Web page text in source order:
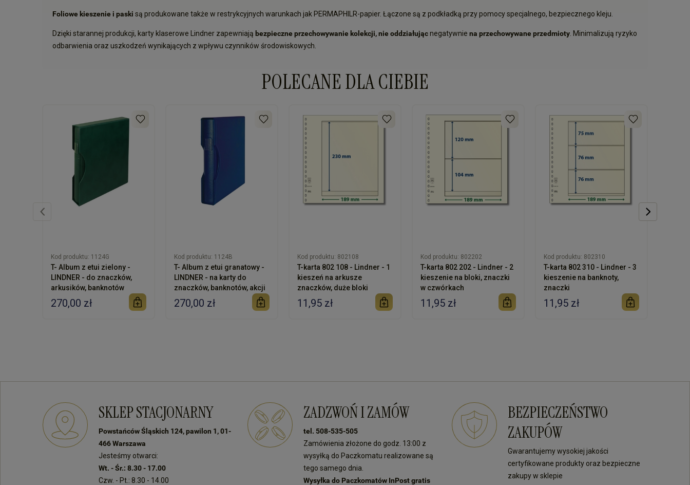
Foliowe kieszenie i paski są produkowane także w restrykcyjnych warunkach jak PERMAPHILR-papier. Łączone są z podkładką przy pomocy specjalnego, bezpiecznego kleju.
Dzięki starannej produkcji, karty klaserowe Lindner zapewniają bezpieczne przechowywanie kolekcji, nie oddziałującnegatywnie na przechowywane przedmioty . Minimalizują ryzyko
odbarwienia oraz uszkodzeń wynikających z wpływu czynników środowiskowych.
POLECANE DLA CIEBIE
Kod produktu: 1124G
T- Album z etui zielony -
LINDNER - do znaczków,
arkusików, banknotów
270,00 zł
Kod produktu: 1124B
T- Album z etui granatowy -
LINDNER - na karty do
znaczków, banknotów, akcji
270,00 zł
Kod produktu: 802108
T-karta 802 108 - Lindner - 1
kieszeń na arkusze
znaczków, duże bloki
11,95 zł
Kod produktu: 802202
T-karta 802 202 - Lindner - 2
kieszenie na bloki, znaczki
w czwórkach
11,95 zł
Kod produktu: 802310
T-karta 802 310 - Lindner - 3
kieszenie na banknoty,
znaczki
11,95 zł
SKLEP STACJONARNY
Powstańców Śląskich 124, pawilon 1, 01-
466 Warszawa
Jesteśmy otwarci:
Wt. - Śr.: 8.30 - 17.00
Czw. - Pt.: 8.30 - 14.00
ZADZWOŃ I ZAMÓW
tel. 508-535-505
Zamówienia złożone do godz. 13:00 z
wysyłką do Paczkomatu realizowane są
tego samego dnia.
Wysyłka do Paczkomatów InPost gratis
BEZPIECZEŃSTWO
ZAKUPÓW
Gwarantujemy wysokiej jakości
certyfikowane produkty oraz bezpieczne
zakupy w sklepie